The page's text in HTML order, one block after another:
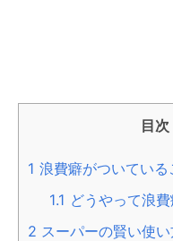
目次
1 浪費癖がついている
1.1 どうやって浪
2 スーパーの賢い使